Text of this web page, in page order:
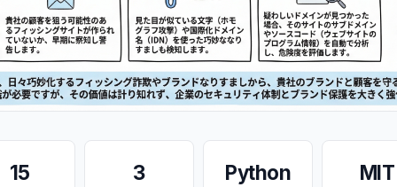
15 3 Python MIT